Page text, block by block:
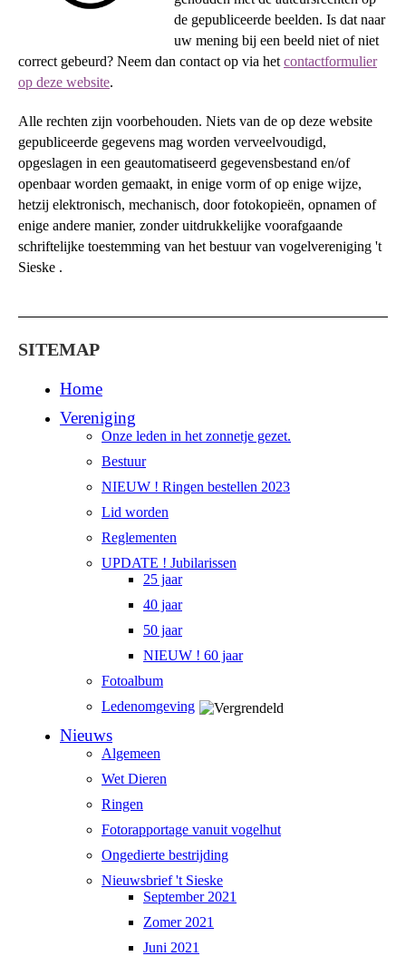
de gepubliceerde beelden. Is dat naar
uw mening bij een beeld niet of niet
correct gebeurd? Neem dan contact op via het contactformulier
op deze website.
Alle rechten zijn voorbehouden. Niets van de op deze website
gepubliceerde gegevens mag worden verveelvoudigd,
opgeslagen in een geautomatiseerd gegevensbestand en/of
openbaar worden gemaakt, in enige vorm of op enige wijze,
hetzij elektronisch, mechanisch, door fotokopieën, opnamen of
enige andere manier, zonder uitdrukkelijke voorafgaande
schriftelijke toestemming van het bestuur van vogelvereniging 't
Sieske .
SITEMAP
Home
Vereniging
Onze leden in het zonnetje gezet.
Bestuur
NIEUW ! Ringen bestellen 2023
Lid worden
Reglementen
UPDATE ! Jubilarissen
25 jaar
40 jaar
50 jaar
NIEUW ! 60 jaar
Fotoalbum
Ledenomgeving
Nieuws
Algemeen
Wet Dieren
Ringen
Fotorapportage vanuit vogelhut
Ongedierte bestrijding
Nieuwsbrief 't Sieske
September 2021
Zomer 2021
Juni 2021